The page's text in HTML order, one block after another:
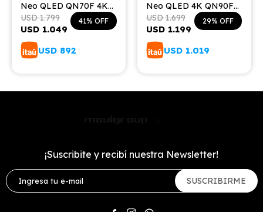
Neo QLED QN70F 4K
Vision AI (2025)
USD 1.049
USD 1.799 41
USD 892
Neo QLED 4K QN90F
TV Gaming (2025)
USD 1.199
USD 1.699 29
USD 1.019
¡Suscribite y recibí nuestra Newsletter!
SUSCRIBIRME